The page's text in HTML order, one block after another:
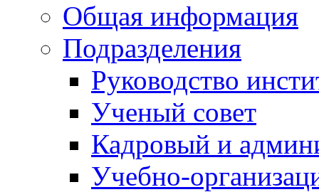
Общая информация
Подразделения
Руководство
Ученый совет
Кадровый и
Учебно-